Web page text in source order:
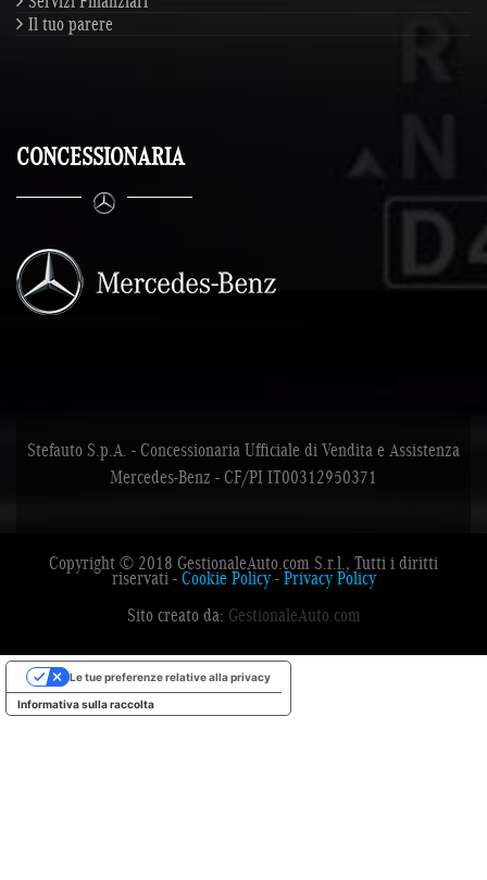
Il tuo parere
CONCESSIONARIA
Stefauto S.p.A. - Concessionaria Ufficiale di Vendita e Assistenza
Mercedes-Benz - CF/PI IT00312950371
Copyright © 2018 GestionaleAuto.com S.r.l., Tutti i diritti
riservati -Cookie Policy-Privacy Policy
Sito creato da: GestionaleAuto.com
Informativa sulla raccolta
Le tue preferenze relative alla privacy